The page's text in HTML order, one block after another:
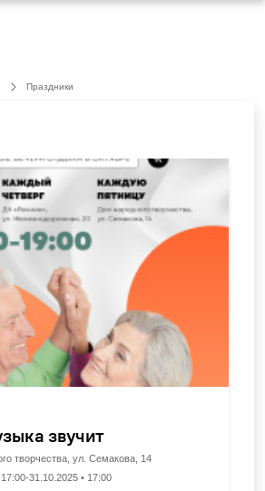
Праздники
звучит
творчества, ул. Семакова, 14
31.10.2025 • 17:00